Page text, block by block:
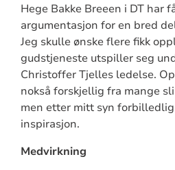
Hege Bakke Breeen i DT har
argumentasjon for en bred
Jeg skulle ønske flere fikk
gudstjeneste utspiller seg
Christoffer Tjelles ledelse.
nokså forskjellig fra mange
men etter mitt syn
inspirasjon.
Medvirkning